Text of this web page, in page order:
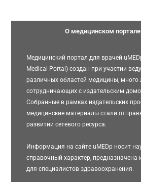
О медицинском портале
Медицинский портал для врачей
Medical Portal) создан при участии
различных областей медицины, много
сотрудничающих с издательским
Собранные в рамках издательских
медицинские материалы стали
развитии сетевого ресурса.
Информация на сайте uMEDp носит
справочный характер, предназначена
для специалистов здравоохранения.